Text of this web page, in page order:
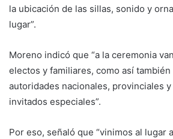
la ubicación de las sillas, sonido y
lugar”.
Moreno indicó que “a la ceremonia
electos y familiares, como así también
autoridades nacionales, provinciales
invitados especiales”.
Por eso, señaló que “vinimos al lugar